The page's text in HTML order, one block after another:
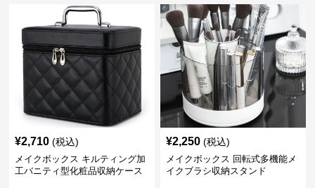
¥2,710 (税込)
メイクボックス キルティング加
工バニティ型化粧品収納ケース
¥2,250 (税込)
メイクボックス 回転式多機能メ
イクブラシ収納スタンド